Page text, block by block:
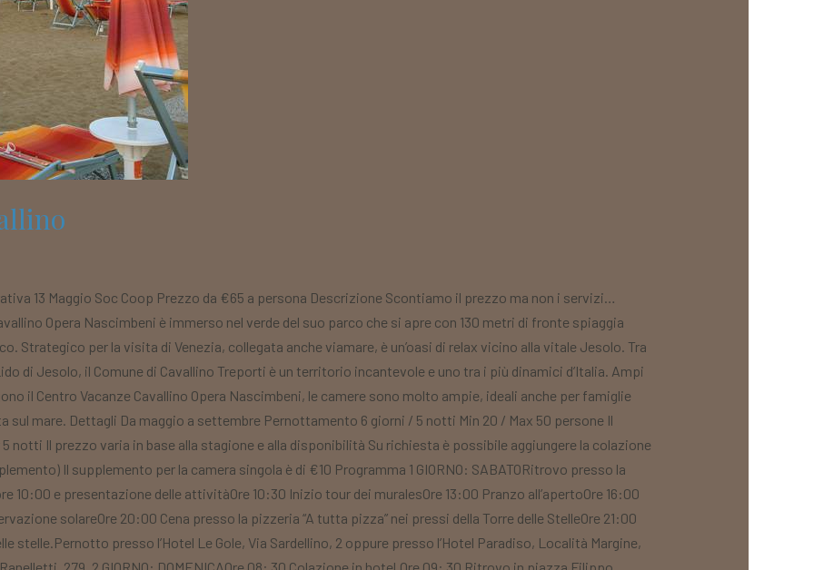
13 Maggio Soc Coop Prezzo da €65 a persona Descrizione Scontiamo il prezzo ma non i servizi…
Opera Nascimbeni è immerso nel verde del suo parco che si apre con 130 metri di fronte spiaggia
Strategico per la visita di Venezia, collegata anche viamare, è un’oasi di relax vicino alla vitale Jesolo. Tra
di Jesolo, il Comune di Cavallino Treporti è un territorio incantevole e uno tra i più dinamici d’Italia. Ampi
il Centro Vacanze Cavallino Opera Nascimbeni, le camere sono molto ampie, ideali anche per famiglie
sul mare. Dettagli Da maggio a settembre Pernottamento 6 giorni / 5 notti Min 20 / Max 50 persone Il
notti Il prezzo varia in base alla stagione e alla disponibilità Su richiesta è possibile aggiungere la colazione
Il supplemento per la camera singola è di €10 Programma 1 GIORNO: SABATORitrovo presso la
10:00 e presentazione delle attivitàOre 10:30 Inizio tour dei muralesOre 13:00 Pranzo all’apertoOre 16:00
solareOre 20:00 Cena presso la pizzeria “A tutta pizza” nei pressi della Torre delle StelleOre 21:00
stelle.Pernotto presso l’Hotel Le Gole, Via Sardellino, 2 oppure presso l’Hotel Paradiso, Località Margine,